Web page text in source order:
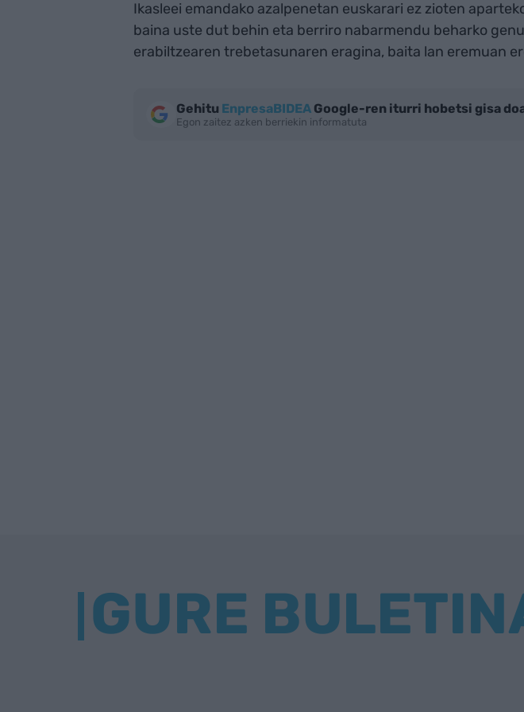
Ikasleei emandako azalpenetan euskarari ez zioten
baina uste dut behin eta berriro nabarmendu beharko
erabiltzearen trebetasunaren eragina, baita lan eremuan
Gehitu EnpresaBIDEAGoogle-ren iturri hobetsi gisa
Egon zaitez azken berriekin informatuta
GURE